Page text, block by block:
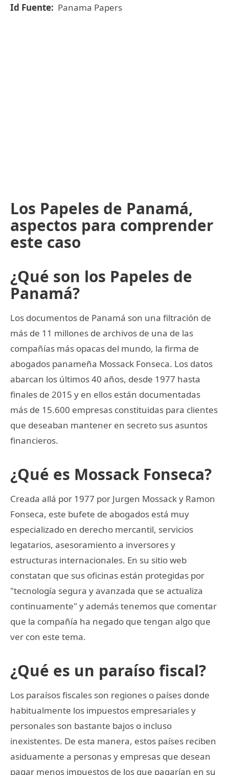
Id Fuente: Panama Papers
Los Papeles de Panamá,
aspectos para comprender
este caso
¿Qué son los Papeles de
Panamá?
Los documentos de Panamá son una filtración de
más de 11 millones de archivos de una de las
compañías más opacas del mundo, la firma de
abogados panameña Mossack Fonseca. Los datos
abarcan los últimos 40 años, desde 1977 hasta
finales de 2015 y en ellos están documentadas
más de 15.600 empresas constituidas para clientes
que deseaban mantener en secreto sus asuntos
financieros.
¿Qué es Mossack Fonseca?
Creada allá por 1977 por Jurgen Mossack y Ramon
Fonseca, este bufete de abogados está muy
especializado en derecho mercantil, servicios
legatarios, asesoramiento a inversores y
estructuras internacionales. En su sitio web
constatan que sus oficinas están protegidas por
"tecnología segura y avanzada que se actualiza
continuamente" y además tenemos que comentar
que la compañía ha negado que tengan algo que
ver con este tema.
¿Qué es un paraíso fiscal?
Los paraísos fiscales son regiones o países donde
habitualmente los impuestos empresariales y
personales son bastante bajos o incluso
inexistentes. De esta manera, estos países reciben
asiduamente a personas y empresas que desean
pagar menos impuestos de los que pagarían en su